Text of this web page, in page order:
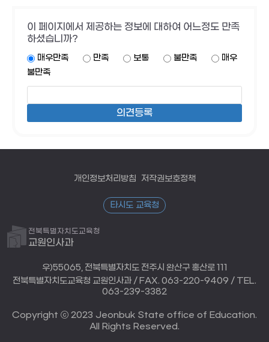
이 페이지에서 제공하는 정보에 대하여 어느정도 만족
하셨습니까?
매우만족 만족 보통 불만족
매우
불만족
개인정보처리방침 저작권보호정책
타시도 교육청
전북특별자치도교육청
교원인사과
우)55065, 전북특별자치도 전주시 완산구 홍산로 111
전북특별자치도교육청 교원인사과 / FAX. 063-220-9409 / TEL.
063-239-3382
Copyright ⓒ 2023 Jeonbuk State office of Education.
All Rights Reserved.